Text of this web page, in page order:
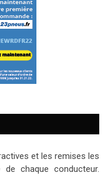
et les remises les
chaque conducteur.